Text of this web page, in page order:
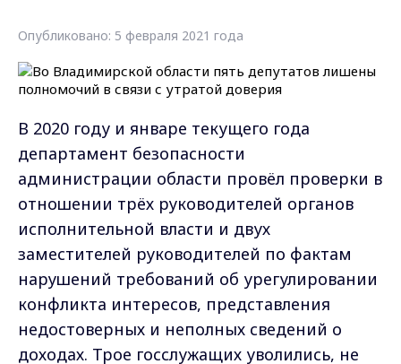
Опубликовано: 5 февраля 2021 года
В 2020 году и январе текущего года
департамент безопасности
администрации области провёл проверки в
отношении трёх руководителей органов
исполнительной власти и двух
заместителей руководителей по фактам
нарушений требований об урегулировании
конфликта интересов, представления
недостоверных и неполных сведений о
доходах. Трое госслужащих уволились, не